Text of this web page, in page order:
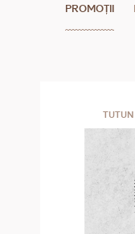
PROMOȚII